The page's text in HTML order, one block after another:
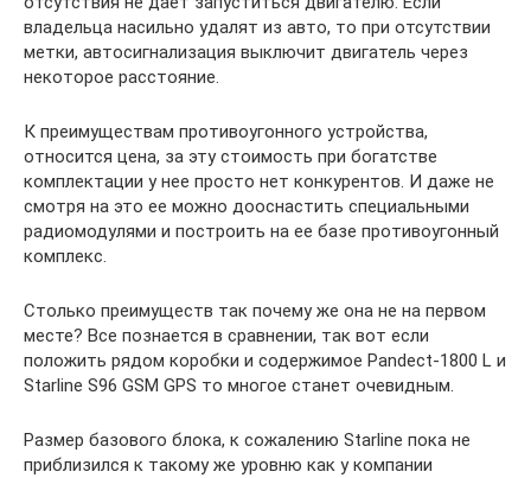
владельца насильно удалят из авто, то при отсутствии
метки, автосигнализация выключит двигатель через
некоторое расстояние.
К преимуществам противоугонного устройства,
относится цена, за эту стоимость при богатстве
комплектации у нее просто нет конкурентов. И даже не
смотря на это ее можно дооснастить специальными
радиомодулями и построить на ее базе противоугонный
комплекс.
Столько преимуществ так почему же она не на первом
месте? Все познается в сравнении, так вот если
положить рядом коробки и содержимое Pandect-1800 L и
Starline S96 GSM GPS то многое станет очевидным.
Размер базового блока, к сожалению Starline пока не
приблизился к такому же уровню как у компании